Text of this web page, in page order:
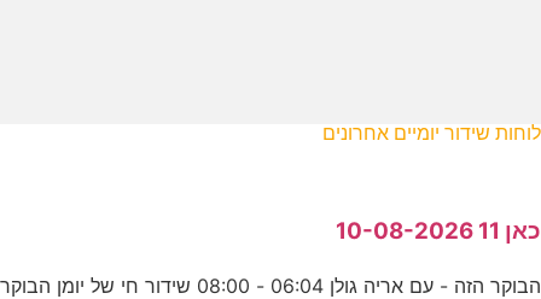
לוחות שידור יומיים אחרונים
כאן 11 10-08-2026
הבוקר הזה - עם אריה גולן 06:04 - 08:00 שידור חי של יומן הבוקר